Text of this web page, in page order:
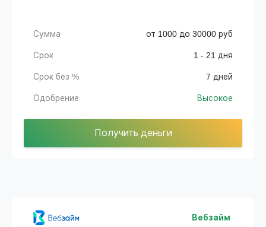
Сумма от 1000 до 30000 руб
Срок 1 - 21 дня
Срок без % 7 дней
Одобрение Высокое
Получить деньги
Вебзайм